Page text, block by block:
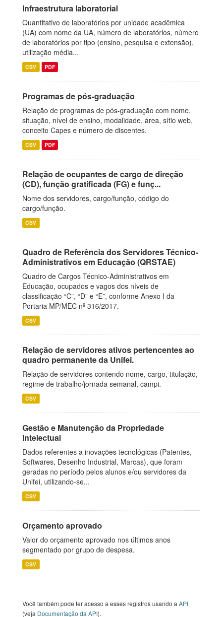
Infraestrutura laboratorial
Quantitativo de laboratórios por unidade acadêmica
(UA) com nome da UA, número de laboratórios, número
de laboratórios por tipo (ensino, pesquisa e extensão),
utilização média...
CSV PDF
Programas de pós-graduação
Relação de programas de pós-graduação com nome,
situação, nível de ensino, modalidade, área, sítio web,
conceito Capes e número de discentes.
CSV PDF
Relação de ocupantes de cargo de direção
(CD), função gratificada (FG) e funç...
Nome dos servidores, cargo/função, código do
cargo/função.
CSV
Quadro de Referência dos Servidores Técnico-
Administrativos em Educação (QRSTAE)
Quadro de Cargos Técnico-Administrativos em
Educação, ocupados e vagos dos níveis de
classificação “C”, “D” e “E”, conforme Anexo I da
Portaria MP/MEC nº 316/2017.
CSV
Relação de servidores ativos pertencentes ao
quadro permanente da Unifei.
Relação de servidores contendo nome, cargo, titulação,
regime de trabalho/jornada semanal, campi.
CSV
Gestão e Manutenção da Propriedade
Intelectual
Dados referentes a inovações tecnológicas (Patentes,
Softwares, Desenho Industrial, Marcas), que foram
geradas no período pelos alunos e/ou servidores da
Unifei, utilizando-se...
CSV
Orçamento aprovado
Valor do orçamento aprovado nos últimos anos
segmentado por grupo de despesa.
CSV
Você também pode ter acesso a esses registros usando a API
(veja Documentação da API).